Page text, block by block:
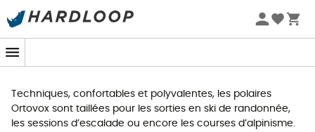
Promos d'été 🔥 -5 % EXTRA dès 2 produits* code Summer5
Polaires Ortovox
Techniques, confortables et polyvalentes, les polaires
Ortovox sont taillées pour les sorties en ski de randonnée,
les sessions d’escalade ou encore les courses d’alpinisme.